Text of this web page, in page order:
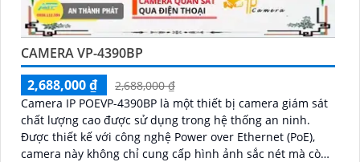
CAMERA VP-4390BP
2,688,000 ₫
2,688,000 ₫
Camera IP POEVP-4390BP là một thiết bị camera giám sát
chất lượng cao được sử dụng trong hệ thống an ninh.
Được thiết kế với công nghệ Power over Ethernet (PoE),
camera này không chỉ cung cấp hình ảnh sắc nét mà còn